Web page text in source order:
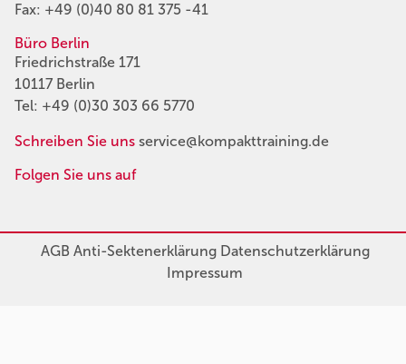
Fax: +49 (0)40 80 81 375 -41
Büro Berlin
Friedrichstraße 171
10117 Berlin
Tel: +49 (0)30 303 66 5770
Schreiben Sie uns service@kompakttraining.de
Folgen Sie uns auf
AGBAnti-SektenerklärungDatenschutzerklärung
Impressum